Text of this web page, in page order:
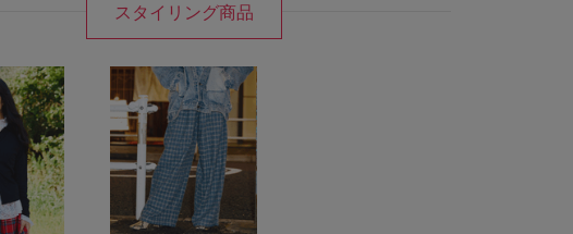
スタイリング商品